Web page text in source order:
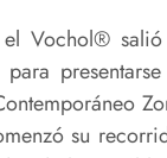
el Vochol®
su